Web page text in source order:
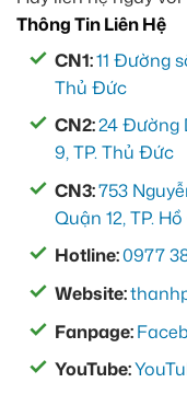
Thông Tin Liên Hệ
CN1:11 Đường
Thủ Đức
CN2:24 Đường
9, TP. Thủ Đức
CN3:753
Quận 12, TP.
Hotline:0977
Website:
Fanpage:
YouTube: